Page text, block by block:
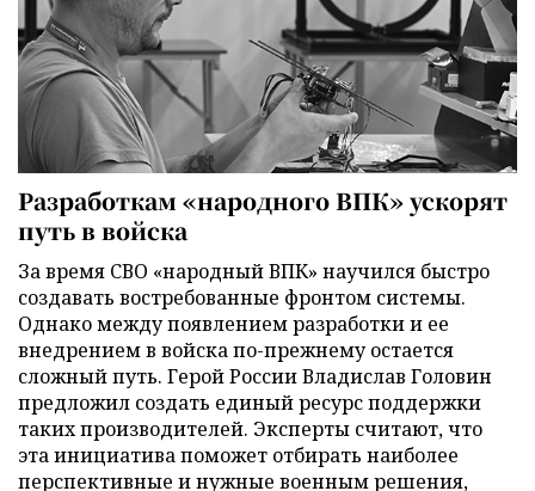
Разработкам «народного ВПК» ускорят
путь в войска
За время СВО «народный ВПК» научился быстро
создавать востребованные фронтом системы.
Однако между появлением разработки и ее
внедрением в войска по-прежнему остается
сложный путь. Герой России Владислав Головин
предложил создать единый ресурс поддержки
таких производителей. Эксперты считают, что
эта инициатива поможет отбирать наиболее
перспективные и нужные военным решения,